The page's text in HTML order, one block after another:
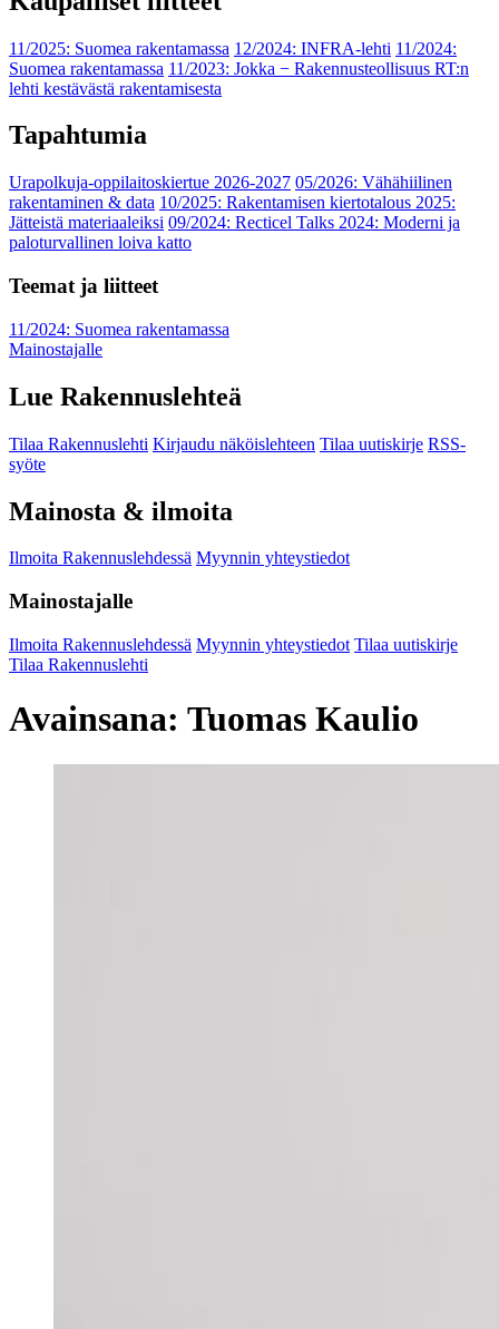
11/2025: Suomea rakentamassa 12/2024: INFRA-lehti 11/2024:
Suomea rakentamassa 11/2023: Jokka − Rakennusteollisuus RT:n
lehti kestävästä rakentamisesta
Tapahtumia
Urapolkuja-oppilaitoskiertue 2026-2027 05/2026: Vähähiilinen
rakentaminen & data 10/2025: Rakentamisen kiertotalous 2025:
Jätteistä materiaaleiksi 09/2024: Recticel Talks 2024: Moderni ja
paloturvallinen loiva katto
Teemat ja liitteet
11/2024: Suomea rakentamassa
Mainostajalle
Lue Rakennuslehteä
Tilaa Rakennuslehti Kirjaudu näköislehteen Tilaa uutiskirje RSS-
syöte
Mainosta & ilmoita
Ilmoita Rakennuslehdessä Myynnin yhteystiedot
Mainostajalle
Ilmoita Rakennuslehdessä Myynnin yhteystiedot Tilaa uutiskirje
Tilaa Rakennuslehti
Avainsana: Tuomas Kaulio